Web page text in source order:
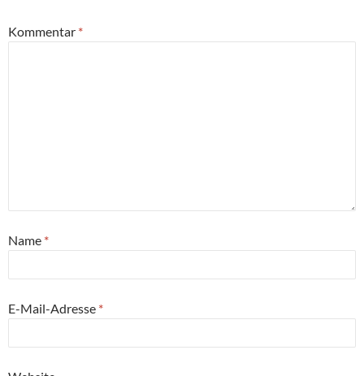
Kommentar *
Name *
E-Mail-Adresse *